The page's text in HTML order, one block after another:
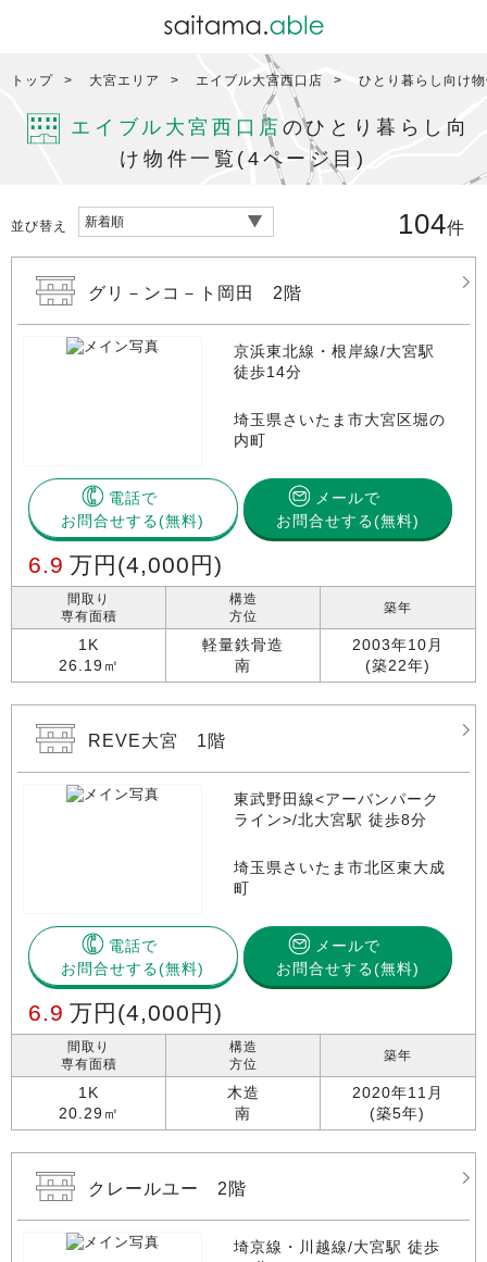
トップ 大宮エリア エイブル大宮西口店 ひとり暮らし向け
エイブル大宮西口店 のひとり暮らし向
け物件一覧(4ページ目)
並び替え 104件
グリ－ンコ－ト岡田 2階
京浜東北線・根岸線/大宮駅
徒歩14分
埼玉県さいたま市大宮区堀の
内町
電話で
お問合せする
メールで
お問合せする(無料)
6.9 万円 (4,000円)
間取り
専有面積
1K
26.19㎡
構造
方位
軽量鉄骨造
南
築年
2003年10月
(築22年)
REVE大宮 1階
東武野田線<アーバンパーク
ライン>/北大宮駅 徒歩8分
埼玉県さいたま市北区東大成
町
電話で
お問合せする
メールで
お問合せする(無料)
6.9 万円 (4,000円)
間取り
専有面積
1K
20.29㎡
構造
方位
木造
南
築年
2020年11月
(築5年)
クレールユー 2階
埼京線・川越線/大宮駅 徒歩